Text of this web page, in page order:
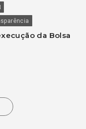
da Bolsa